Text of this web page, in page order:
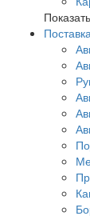
Показать